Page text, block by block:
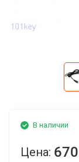
В наличии
Цена: 670